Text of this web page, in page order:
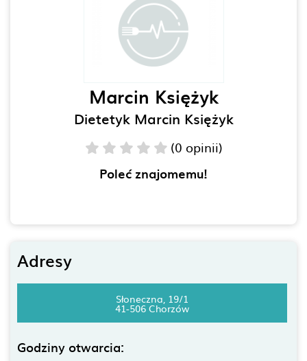
Marcin Księżyk
Dietetyk Marcin Księżyk
(0 opinii)
Poleć znajomemu!
Adresy
Słoneczna, 19/1
41-506 Chorzów
Godziny otwarcia: